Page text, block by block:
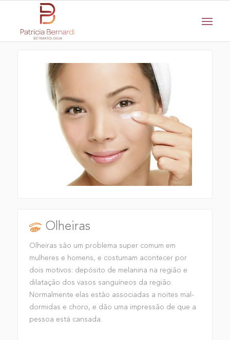
Olheiras
Olheiras são um problema super comum em
mulheres e homens, e costumam acontecer por
dois motivos: depósito de melanina na região e
dilatação dos vasos sanguíneos da região.
Normalmente elas estão associadas a noites mal-
dormidas e choro, e dão uma impressão de que a
pessoa está cansada.